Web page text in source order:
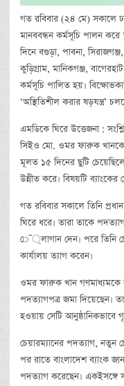
গত রবিবার (২৪ মে) সকালে
মানববন্ধন কর্মসূচি পালন
দিনে বগুড়া, পাবনা,
কুড়িগ্রাম, মানিকগঞ্জ,
কর্মসূচি পালিত হয়।
‘অস্থিতিশীল করার ষড়যন্ত্র’
এমডিকে ঘিরে উত্তেজনা :
সিইও মো. ওমর ফারুক খানকে
মূলত ১৫ দিনের ছুটি
উন্নীত করে। বিষয়টি
গত রবিবার সকালে তিনি
ঘিরে ধরে। তারা তাকে
ে¯্লাগান দেন। পরে তিনি
কার্যালয় ত্যাগ করেন।
ওমর ফারুক খান গণমাধ্যমকে
পদত্যাগপত্র জমা দিয়েছেন।
হওয়ায় সেটি আনুষ্ঠানিকভাবে
চেয়ারম্যানের পদত্যাগ, নতুন
পর রাতে বাংলাদেশ ব্যাংক
পদত্যাগ করেছেন।